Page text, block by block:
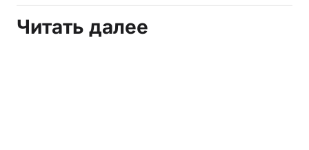
Читать далее